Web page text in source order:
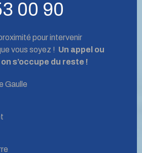
00 90
pour intervenir
vous soyez ! Un appel ou
s’occupe du reste !
Gaulle